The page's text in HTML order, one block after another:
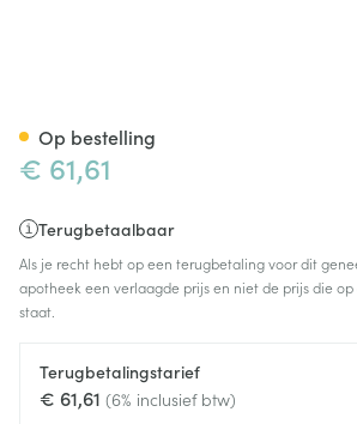
€ 61,61
Terugbetaalbaar
Als je recht hebt op een terugbetaling voor dit
apotheek een verlaagde prijs en niet de prijs die
staat.
Terugbetalingstarief
€ 61,61 (6% inclusief btw)
Op bestelling